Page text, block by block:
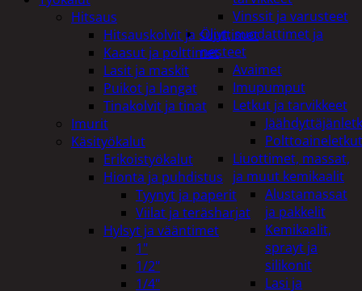
Vinssit ja varusteet
Öljyt, suodattimet ja
nesteet
Avaimet
Imupumput
Letkut ja tarvikkeet
Polttoaineletkut
Liuottimet, massat,
ja muut kemikaalit
Alustamassat
ja pakkelit
Kemikaalit,
sprayt ja
silikonit
Lasi ja
Hitsaus
Hitsauskolvit ja suuttimet
Kaasut ja polttimet
Lasit ja maskit
Puikot ja langat
Tinakolvit ja tinat
Imurit
Käsityökalut
Erikoistyökalut
Hionta ja puhdistus
Tyynyt ja paperit
Viilat ja teräsharjat
Hylsyt ja vääntimet
1"
1/2"
1/4"